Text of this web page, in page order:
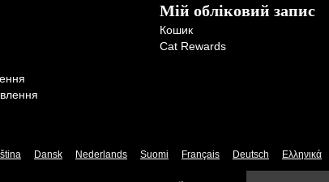
Мій обліковий запис
Кошик
Cat Rewards
Dansk Nederlands Suomi Français Deutsch Ελληνικά